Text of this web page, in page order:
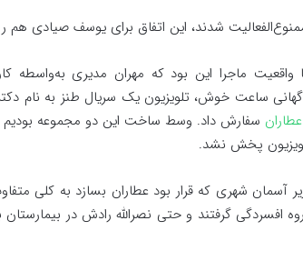
شدند، این اتفاق برای یوسف صیادی هم
ماجرا این بود که مهران مدیری به‌واسطه
ناگهانی ساعت خوش، تلویزیون یک سریال طنز به نام
سفارش داد. وسط ساخت این دو مجموعه بودیم
پخش نشد.
آسمان شهری که قرار بود عطاران بسازد به کلی
افسردگی گرفتند و حتی نصرالله رادش در